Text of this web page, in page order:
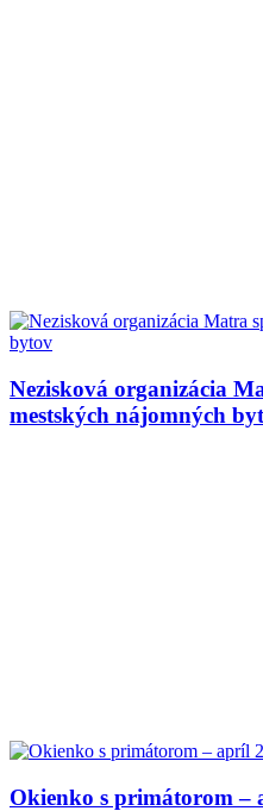
Nezisková organizácia
mestských nájomných
Okienko s primátorom –